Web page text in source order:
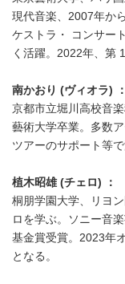
現代音楽、2007年か
ケストラ・ コンサー
く活躍。2022年、第
南かおり (ヴィオラ) ：
京都市立堀川高校音
藝術大学卒業。多数
ツアーのサポート等で
植木昭雄 (チェロ) ：
桐朋学園大学、リヨ
ロを学ぶ。ソニー音
基金賞受賞。2023年
となる。